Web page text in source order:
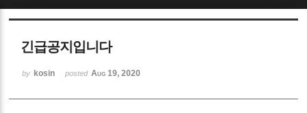
긴급공지입니다
by kosin posted Aug 19, 2020
Sketchbook5, 스케치북5